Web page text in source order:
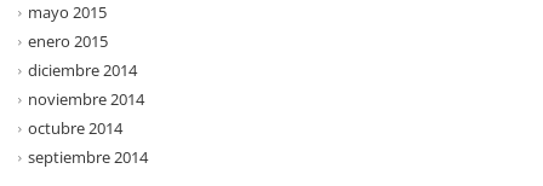
mayo 2015
enero 2015
diciembre 2014
noviembre 2014
octubre 2014
septiembre 2014